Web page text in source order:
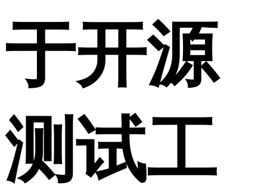
于开源
测试工